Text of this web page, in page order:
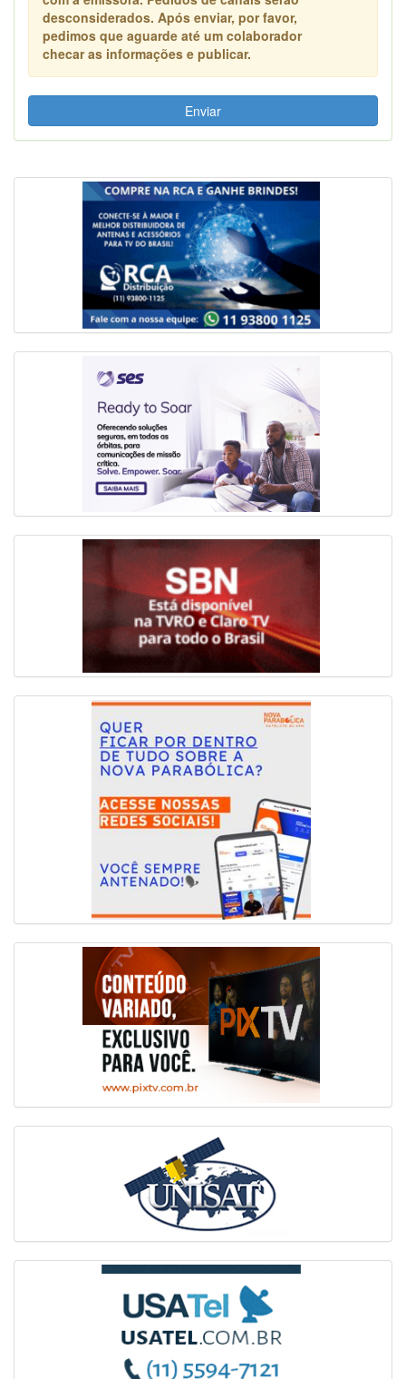
desconsiderados. Após enviar, por favor,
pedimos que aguarde até um colaborador
checar as informações e publicar.
Enviar